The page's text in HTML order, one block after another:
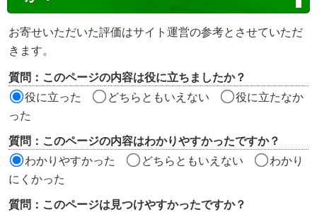
ン
ツ
価
ア
お寄せいただいた評価はサイト運営の参考とさせていただ
きます。
質問：このページの内容は役に立ちましたか？
役に立った
どちらともいえない
役に立たなか
った
質問：このページの内容はわかりやすかったですか？
わかりやすかった
どちらともいえない
わかり
にくかった
質問：このページは見つけやすかったですか？